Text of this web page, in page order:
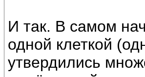
И так. В самом
одной клеткой
утвердились